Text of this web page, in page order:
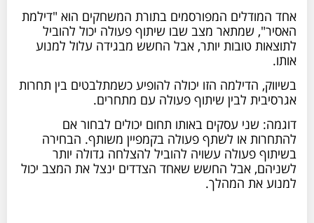
אחד המודלים המפורסמים בתורת המשחקים הוא "דילמת
האסיר", שמתאר מצב שבו שיתוף פעולה יכול להוביל
לתוצאות טובות יותר, אבל החשש מבגידה עלול למנוע
אותו.
בשיווק, הדילמה הזו יכולה להופיע כשמתלבטים בין תחרות
אגרסיבית לבין שיתוף פעולה עם מתחרים.
דוגמה: שני עסקים באותו תחום יכולים לבחור אם
להתחרות או לשתף פעולה בקמפיין משותף. הבחירה
בשיתוף פעולה עשויה להוביל להצלחה גדולה יותר
לשניהם, אבל החשש שאחד הצדדים ינצל את המצב יכול
למנוע את המהלך.